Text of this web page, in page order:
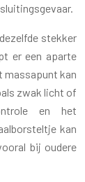
stekker
er een aparte
massapunt kan
zwak licht of
en het
kan
bij oudere